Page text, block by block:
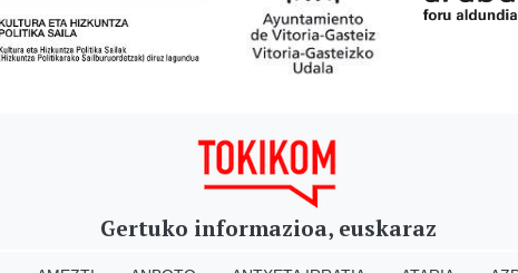
Gertuko informazioa, euskaraz